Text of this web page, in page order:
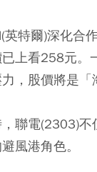
特爾)深化合
上看258元。
，股價將是「
聯電(2303)不
風港角色。